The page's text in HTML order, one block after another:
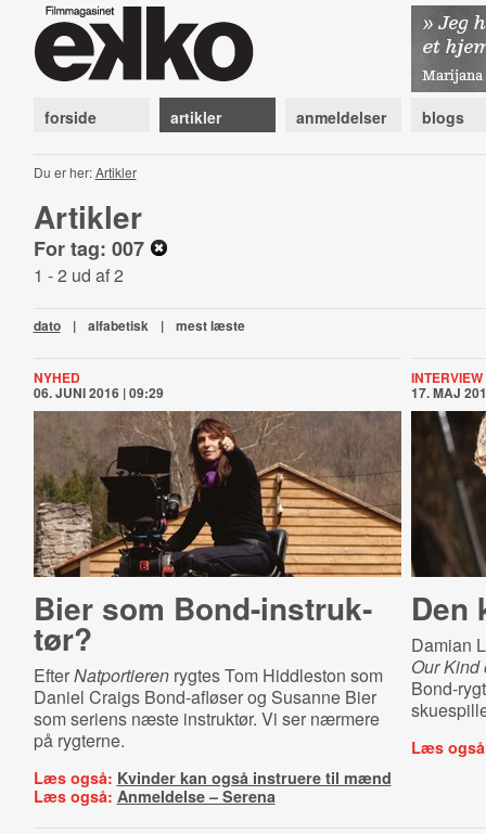
forside artikler anmeldelser blogs
Du er her:Artikler
Artikler
For tag: 007
1 - 2 ud af 2
dato | alfabetisk | mest læste
NYHED
06. JUNI 2016 | 09:29
Bier som Bond-​in­struk­
tør?
EfterNatportierenrygtes Tom Hiddleston som
Daniel Craigs Bond-afløser og Susanne Bier
som seriens næste instruktør. Vi ser nærmere
på rygterne.
Læs også: Kvinder kan også instruere til mænd
Læs også: Anmeldelse – Serena
INTERVIEW
17. MAJ
Den
Damian
Our Kind
Bond-
Læs